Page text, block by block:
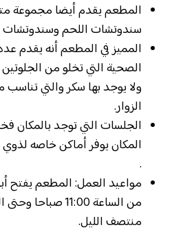
المطعم يقدم أيضا مجموعة
سندوتشات اللحم وسندوتشات
المميز في المطعم أنه يقدم
الصحية التي تخلو من
ولا يوجد بها سكر والتي
الزوار.
الجلسات التي توجد بالمكان
المكان يوفر أماكن خاصه
.
مواعيد العمل: المطعم يفتح
منتصف الليل.